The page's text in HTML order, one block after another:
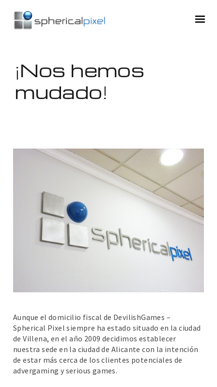
¡Nos hemos
mudado!
Aunque el domicilio fiscal de DevilishGames –
Spherical Pixel siempre ha estado situado en la ciudad
de Villena, en el año 2009 decidimos establecer
nuestra sede en la ciudad de Alicante con la intención
de estar más cerca de los clientes potenciales de
advergaming y serious games.